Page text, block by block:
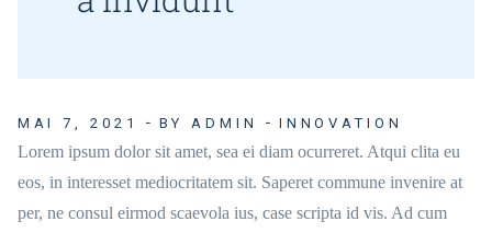
MAI 7, 2021 BY ADMIN INNOVATION
Lorem ipsum dolor sit amet, sea ei diam ocurreret. Atqui clita eu
eos, in interesset mediocritatem sit. Saperet commune invenire at
per, ne consul eirmod scaevola ius, case scripta id vis. Ad cum